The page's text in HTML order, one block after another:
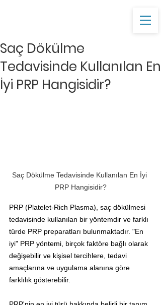
Saç Dökülme
Tedavisinde Kullanılan En
İyi PRP Hangisidir?
Saç Dökülme Tedavisinde Kullanılan En İyi
PRP Hangisidir?
PRP (Platelet-Rich Plasma), saç dökülmesi
tedavisinde kullanılan bir yöntemdir ve farklı
türde PRP preparatları bulunmaktadır. "En
iyi" PRP yöntemi, birçok faktöre bağlı olarak
değişebilir ve kişisel tercihlere, tedavi
amaçlarına ve uygulama alanına göre
farklılık gösterebilir.